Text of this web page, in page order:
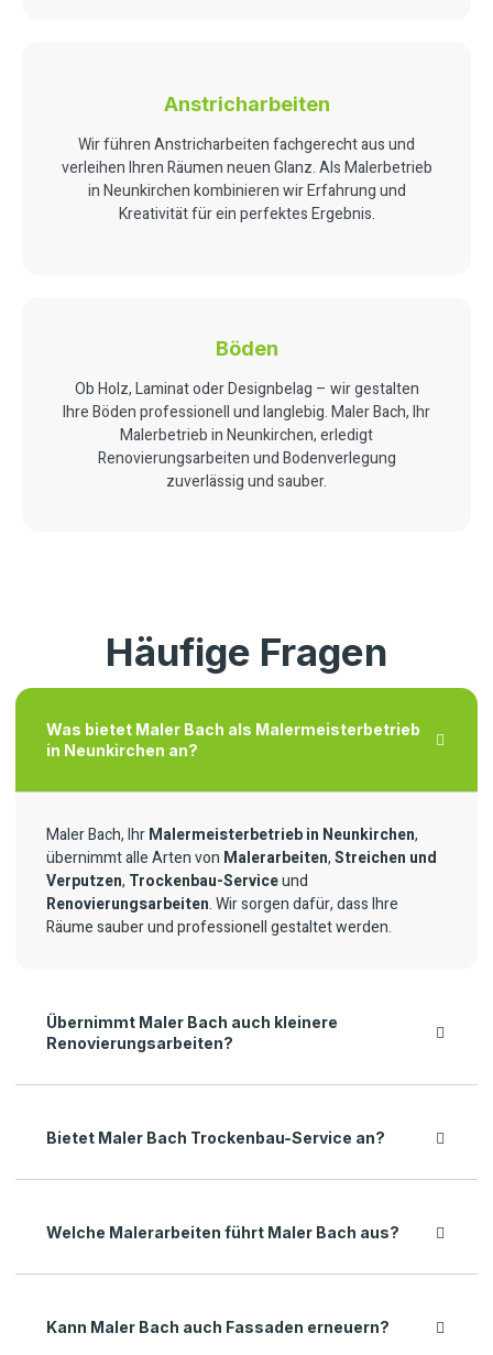
Anstricharbeiten
Wir führen Anstricharbeiten fachgerecht aus und
verleihen Ihren Räumen neuen Glanz. Als Malerbetrieb
in Neunkirchen kombinieren wir Erfahrung und
Kreativität für ein perfektes Ergebnis.
Böden
Ob Holz, Laminat oder Designbelag – wir gestalten
Ihre Böden professionell und langlebig. Maler Bach, Ihr
Malerbetrieb in Neunkirchen, erledigt
Renovierungsarbeiten und Bodenverlegung
zuverlässig und sauber.
Häufige Fragen
Was bietet Maler Bach als Malermeisterbetrieb
in Neunkirchen an?
Maler Bach, IhrMalermeisterbetrieb in Neunkirchen,
übernimmt alle Arten von Malerarbeiten,Streichen und
Verputzen, Trockenbau-Serviceund
Renovierungsarbeiten. Wir sorgen dafür, dass Ihre
Räume sauber und professionell gestaltet werden.
Übernimmt Maler Bach auch kleinere
Renovierungsarbeiten?
Bietet Maler Bach Trockenbau-Service an?
Welche Malerarbeiten führt Maler Bach aus?
Kann Maler Bach auch Fassaden erneuern?